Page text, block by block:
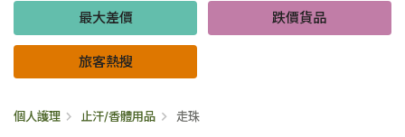
低鹽/無鹽/低糖/無糖食品
最大差價 跌價貨品
旅客熱搜
個人護理 止汗/香體用品 走珠